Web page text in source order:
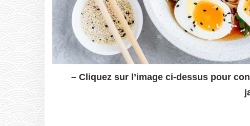
– Cliquez sur l’image ci-dessus pour